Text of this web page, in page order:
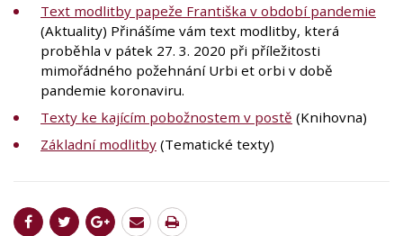
Text modlitby papeže Františka v období pandemie
(Aktuality) Přinášíme vám text modlitby, která
proběhla v pátek 27. 3. 2020 při příležitosti
mimořádného požehnání Urbi et orbi v době
pandemie koronaviru.
Texty ke kajícím pobožnostem v postě (Knihovna)
Základní modlitby (Tematické texty)